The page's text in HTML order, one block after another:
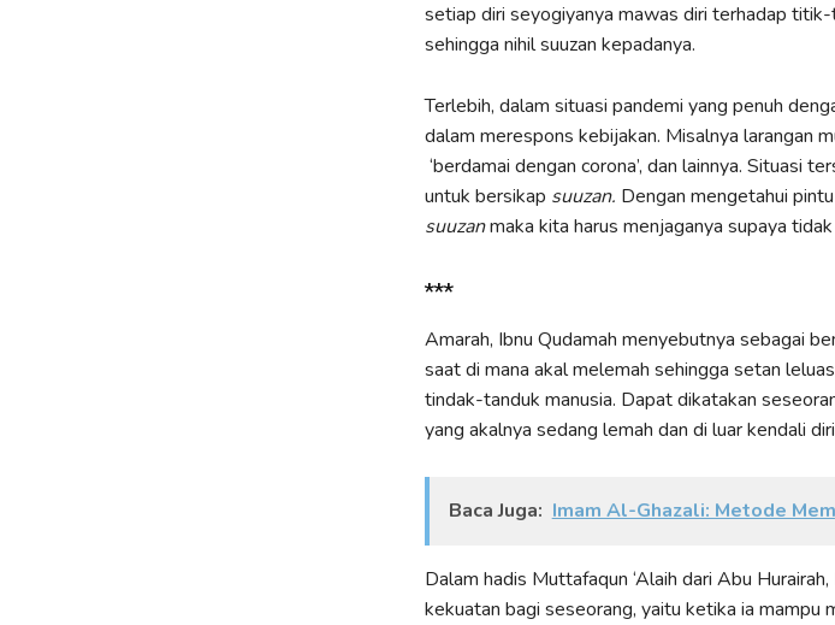
setiap diri seyogiyanya mawas diri terhadap
sehingga nihil suuzan kepadanya.
Terlebih, dalam situasi pandemi yang penuh
dalam merespons kebijakan. Misalnya larangan
‘berdamai dengan corona’, dan lainnya. Situasi
untuk bersikap suuzan. Dengan mengetahui
suuzanmaka kita harus menjaganya supaya
***
Amarah, Ibnu Qudamah menyebutnya sebagai
saat di mana akal melemah sehingga setan
tindak-tanduk manusia. Dapat dikatakan
yang akalnya sedang lemah dan di luar kendali
Baca Juga: Imam Al-Ghazali: Metode
Dalam hadis Muttafaqun ‘Alaih dari Abu
kekuatan bagi seseorang, yaitu ketika ia mampu